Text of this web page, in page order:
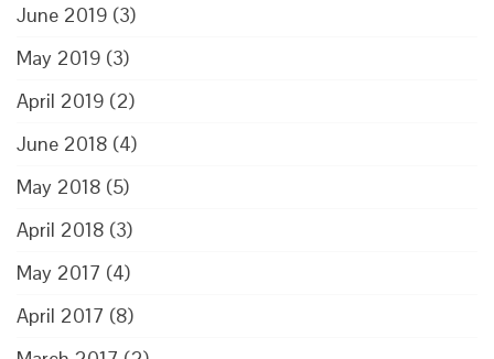
June 2019 (3)
May 2019 (3)
April 2019 (2)
June 2018 (4)
May 2018 (5)
April 2018 (3)
May 2017 (4)
April 2017 (8)